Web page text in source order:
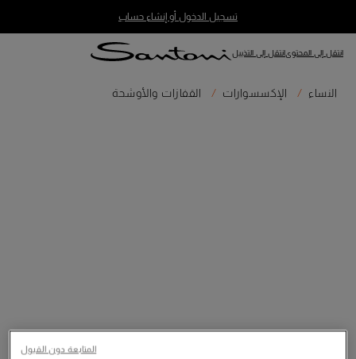
تسجيل الدخول أو إنشاء حساب
انتقل إلى المحتوىانتقل إلى التذييل
النساء الإكسسوارات القفازات والأوشحة
المتابعة دون القبول